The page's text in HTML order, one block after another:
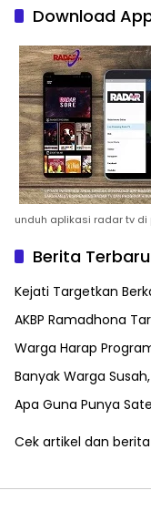
Download
unduh aplikasi radar tv di
Berita Terbaru
Kejati Targetkan
AKBP Ramadhona
Warga Harap
Banyak Warga
Apa Guna Punya
Cek artikel dan